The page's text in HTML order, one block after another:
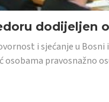
dodijeljen
i sjećanje u
osobama pravosnažno